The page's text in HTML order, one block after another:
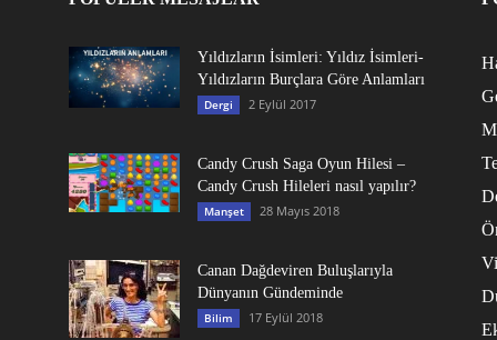
Yıldızların İsimleri: Yıldız İsimleri-
Yıldızların Burçlara Göre Anlamları
Dergi 2 Eylül 2017
Candy Crush Saga Oyun Hilesi –
Candy Crush Hileleri nasıl yapılır?
Manşet 28 Mayıs 2018
Canan Dağdeviren Buluşlarıyla
Dünyanın Gündeminde
Bilim 17 Eylül 2018